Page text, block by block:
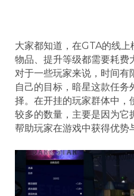
大家都知道，在GTA的线
物品、提升等级都需要耗费
对于一些玩家来说，时间有
自己的目标，暗星这款任
择。在开挂的玩家群体中，
较多的数量，主要是因为它
帮助玩家在游戏中获得优势